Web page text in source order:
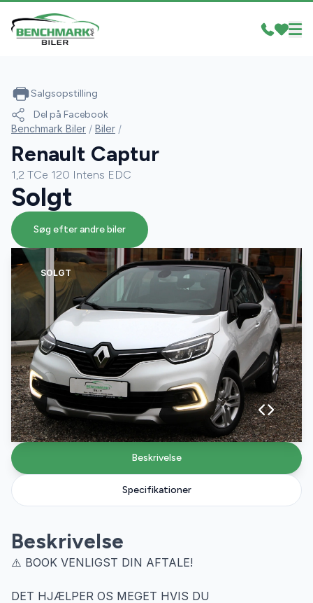
SOLGT
Specifikationer
Beskrivelse
Beskrivelse
⚠️ BOOK VENLIGST DIN AFTALE!
DET HJÆLPER OS MEGET HVIS DU
Salgsopstilling
Del på Facebook
Benchmark Biler / Biler /
Renault Captur
1,2 TCe 120 Intens EDC
Solgt
Søg efter andre biler